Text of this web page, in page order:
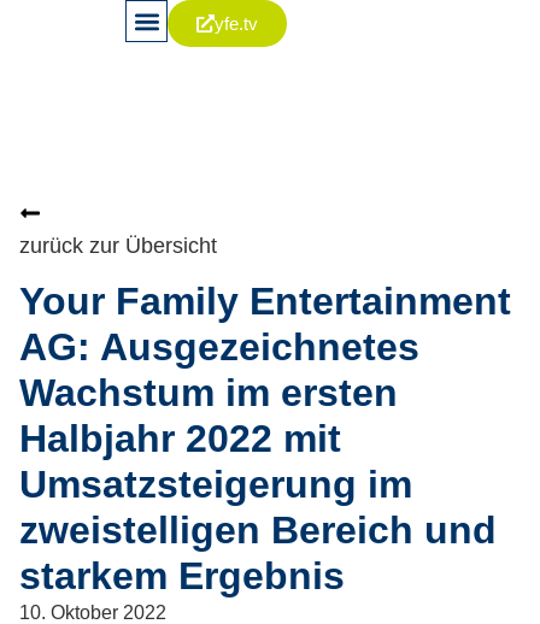
yfe.tv
zurück zur Übersicht
Your Family Entertainment
AG: Ausgezeichnetes
Wachstum im ersten
Halbjahr 2022 mit
Umsatzsteigerung im
zweistelligen Bereich und
starkem Ergebnis
10. Oktober 2022